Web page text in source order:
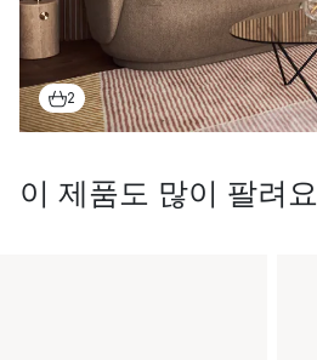
2
이 제품도 많이 팔려요